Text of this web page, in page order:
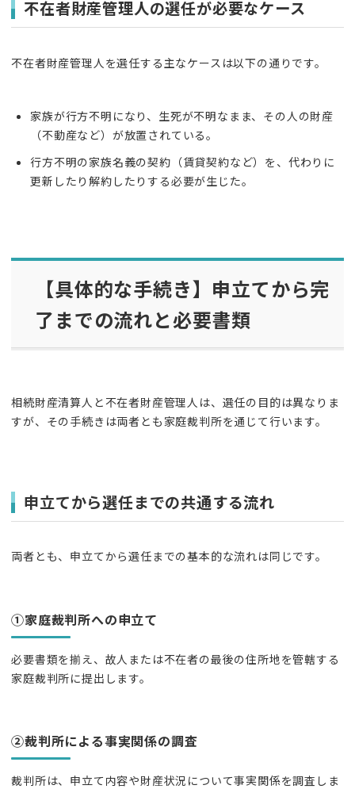
不在者財産管理人の選任が必要なケース
不在者財産管理人を選任する主なケースは以下の通りです。
家族が行方不明になり、生死が不明なまま、その人の財産
（不動産など）が放置されている。
行方不明の家族名義の契約（賃貸契約など）を、代わりに
更新したり解約したりする必要が生じた。
【具体的な手続き】申立てから完
了までの流れと必要書類
相続財産清算人と不在者財産管理人は、選任の目的は異なりま
すが、その手続きは両者とも家庭裁判所を通じて行います。
申立てから選任までの共通する流れ
両者とも、申立てから選任までの基本的な流れは同じです。
①家庭裁判所への申立て
必要書類を揃え、故人または不在者の最後の住所地を管轄する
家庭裁判所に提出します。
②裁判所による事実関係の調査
裁判所は、申立て内容や財産状況について事実関係を調査しま